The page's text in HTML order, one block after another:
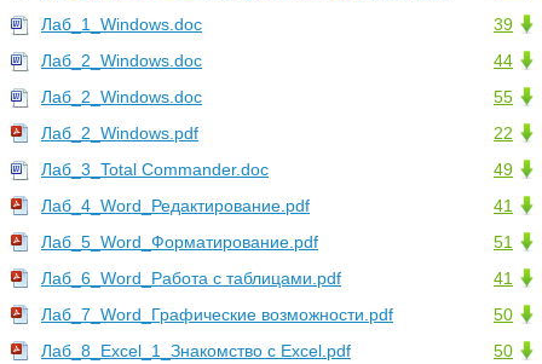
39
Лаб_1_Windows.doc
44
Лаб_2_Windows.doc
55
Лаб_2_Windows.doc
22
Лаб_2_Windows.pdf
49
Лаб_3_Total Commander.doc
41
Лаб_4_Word_Редактирование.pdf
51
Лаб_5_Word_Форматирование.pdf
41
Лаб_6_Word_Работа с таблицами.pdf
50
Лаб_7_Word_Графические возможности.pdf
50
Лаб_8_Excel_1_Знакомство с Excel.pdf